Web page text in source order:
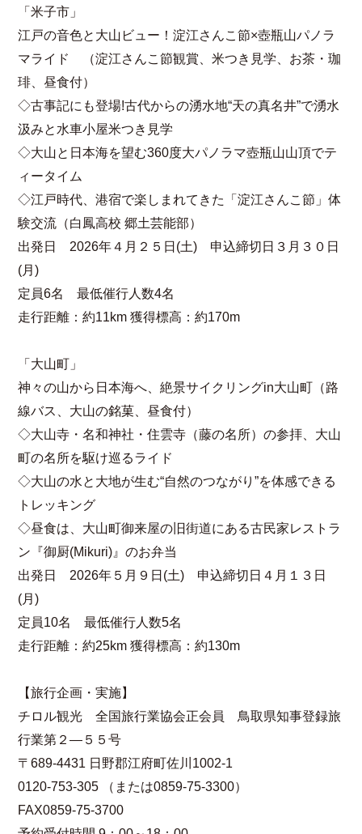
「米子市」
江戸の音色と大山ビュー！淀江さんこ節×壺瓶山パノラ
マライド （淀江さんこ節観賞、米つき見学、お茶・珈
琲、昼食付）
◇古事記にも登場!古代からの湧水地“天の真名井”で湧水
汲みと水車小屋米つき見学
◇大山と日本海を望む360度大パノラマ壺瓶山山頂でテ
ィータイム
◇江戸時代、港宿で楽しまれてきた「淀江さんこ節」体
験交流（白鳳高校 郷土芸能部）
出発日 2026年４月２５日(土) 申込締切日３月３０日
(月)
定員6名 最低催行人数4名
走行距離：約11km 獲得標高：約170m
「大山町」
神々の山から日本海へ、絶景サイクリングin大山町（路
線バス、大山の銘菓、昼食付）
◇大山寺・名和神社・住雲寺（藤の名所）の参拝、大山
町の名所を駆け巡るライド
◇大山の水と大地が生む“自然のつながり”を体感できる
トレッキング
◇昼食は、大山町御来屋の旧街道にある古民家レストラ
ン『御厨(Mikuri)』のお弁当
出発日 2026年５月９日(土) 申込締切日４月１３日
(月)
定員10名 最低催行人数5名
走行距離：約25km 獲得標高：約130m
【旅行企画・実施】
チロル観光 全国旅行業協会正会員 鳥取県知事登録旅
行業第２—５５号
〒689-4431 日野郡江府町佐川1002-1
0120-753-305 （または0859-75-3300）
FAX0859-75-3700